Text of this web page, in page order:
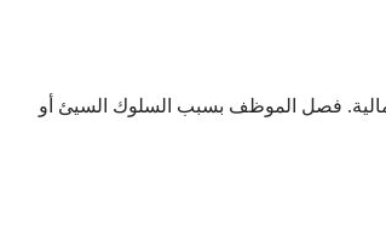
فصل الموظف بسبب السلوك السيئ أو